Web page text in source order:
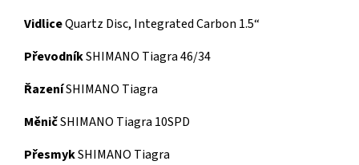
VidliceQuartz Disc, Integrated Carbon 1.5“
PřevodníkSHIMANO Tiagra 46/34
ŘazeníSHIMANO Tiagra
MěničSHIMANO Tiagra 10SPD
PřesmykSHIMANO Tiagra